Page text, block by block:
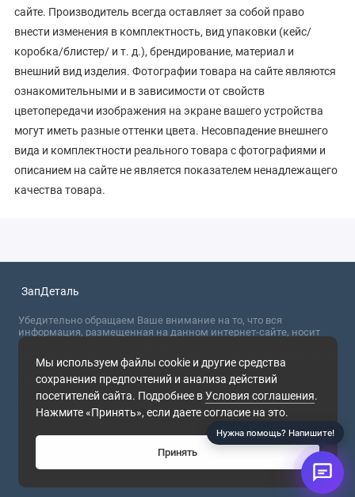
сайте. Производитель всегда оставляет за собой право
внести изменения в комплектность, вид упаковки (кейс/
коробка/блистер/ и т. д.), брендирование, материал и
внешний вид изделия. Фотографии товара на сайте являются
ознакомительными и в зависимости от свойств
цветопередачи изображения на экране вашего устройства
могут иметь разные оттенки цвета. Несовпадение внешнего
вида и комплектности реального товара с фотографиями и
описанием на сайте не является показателем ненадлежащего
качества товара.
Мы используем файлы cookie и другие средства
сохранения предпочтений и анализа действий
посетителей сайта. Подробнее вУсловия соглашения.
Нажмите «Принять», если даете согласие на это.
Принять
ЗапДеталь
Убедительно обращаем Ваше внимание на то, что вся
информация, размещенная на данном интернет-сайте, носит
сугубо информационный характер и не являются публичной
офертой, определяемой положениями Статьи 437 (2) ГК РФ. Для
получения точной информации о стоимости товаров,
пожалуйста, обращайтесь в ближайший офис продаж.
2026
Нужна помощь? Напишите!